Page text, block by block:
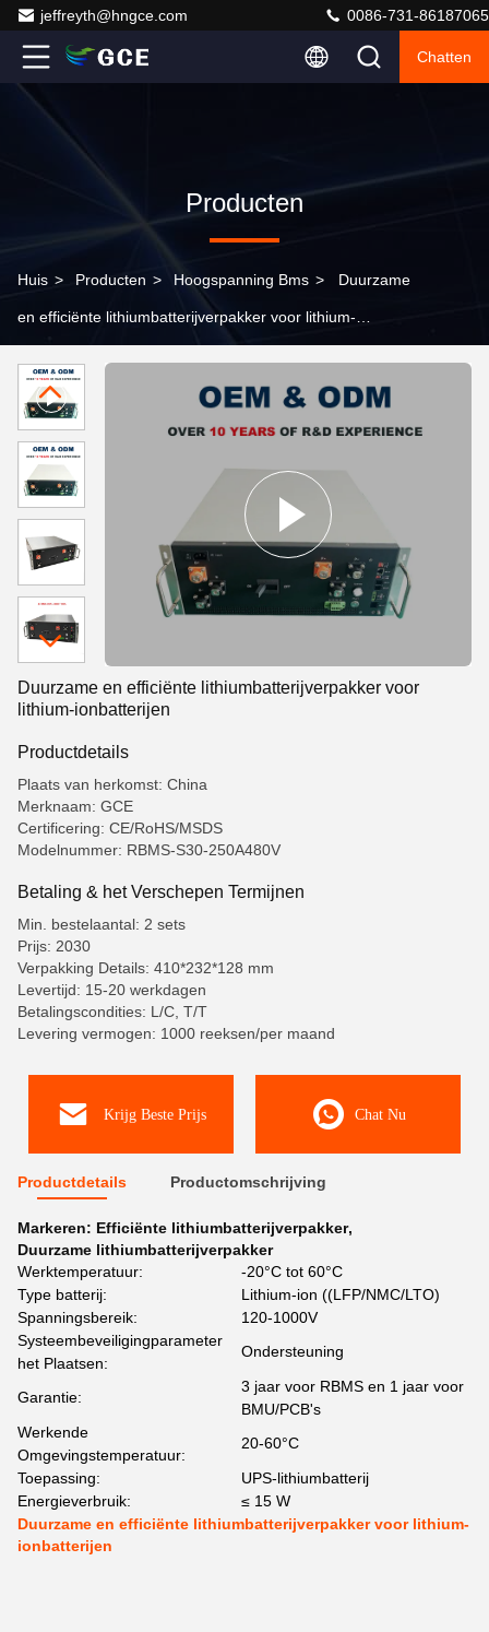
jeffreyth@hngce.com 0086-731-86187065
Chatten
Producten
Huis > Producten > Hoogspanning Bms > Duurzame
en efficiënte lithiumbatterijverpakker voor lithium-
Duurzame en efficiënte lithiumbatterijverpakker voor
lithium-ionbatterijen
Productdetails
Plaats van herkomst: China
Merknaam: GCE
Certificering: CE/RoHS/MSDS
Modelnummer: RBMS-S30-250A480V
Betaling & het Verschepen Termijnen
Min. bestelaantal: 2 sets
Prijs: 2030
Verpakking Details: 410*232*128 mm
Levertijd: 15-20 werkdagen
Betalingscondities: L/C, T/T
Levering vermogen: 1000 reeksen/per maand
Krijg Beste Prijs Chat Nu
Productdetails Productomschrijving
Markeren: Efficiënte lithiumbatterijverpakker,
Duurzame lithiumbatterijverpakker
Werktemperatuur:
-20°C tot 60°C
Type batterij:
Lithium-ion ((LFP/NMC/LTO)
Spanningsbereik:
120-1000V
Systeembeveiligingparameter
het Plaatsen:
Ondersteuning
Garantie:
3 jaar voor RBMS en 1 jaar voor
BMU/PCB's
Werkende
Omgevingstemperatuur:
20-60°C
Toepassing:
UPS-lithiumbatterij
Energieverbruik:
≤ 15 W
Duurzame en efficiënte lithiumbatterijverpakker voor lithium-
ionbatterijen